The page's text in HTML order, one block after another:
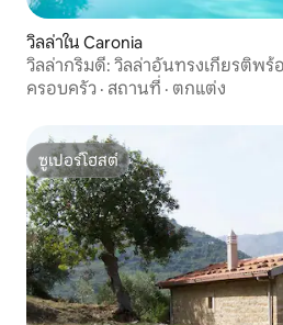
วิลล่าใน Caronia
วิลล่ากริมดี: วิลล่าอันทรงเกียรติพร้
ครอบครัว · สถานที่ · ตกแต่ง
ซูเปอร์โฮสต์
ซูเปอร์โฮสต์